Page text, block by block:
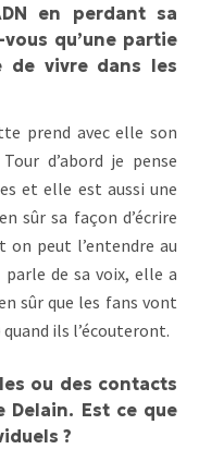
en perdant sa
qu’une partie
de vivre dans les
prend avec elle son
d’abord je pense
et elle est aussi une
sûr sa façon d’écrire
on peut l’entendre au
parle de sa voix, elle a
sûr que les fans vont
ils l’écouteront.
ou des contacts
Delain. Est ce que
?